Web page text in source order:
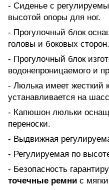
- Сиденье с
высотой опоры для ног.
- Прогулочный блок
головы и боковых сторон.
- Прогулочный блок
водонепроницаемого и
- Люлька имеет жесткий
устанавливается на
- Капюшон люльки
переноски.
- Выдвижная
- Регулируемая по
- Безопасность
точечные ремни с